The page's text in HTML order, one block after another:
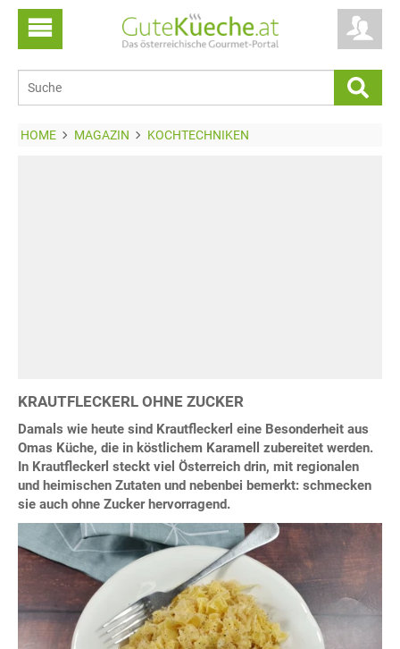
HOME MAGAZIN KOCHTECHNIKEN
KRAUTFLECKERL OHNE ZUCKER
Damals wie heute sind Krautfleckerl eine Besonderheit aus
Omas Küche, die in köstlichem Karamell zubereitet werden.
In Krautfleckerl steckt viel Österreich drin, mit regionalen
und heimischen Zutaten und nebenbei bemerkt: schmecken
sie auch ohne Zucker hervorragend.